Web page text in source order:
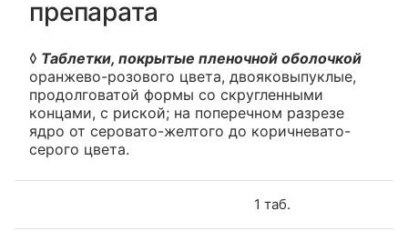
препарата
◊ Таблетки, покрытые пленочной оболочкой
оранжево-розового цвета, двояковыпуклые,
продолговатой формы со скругленными
концами, с риской; на поперечном разрезе
ядро от серовато-желтого до коричневато-
серого цвета.
1 таб.